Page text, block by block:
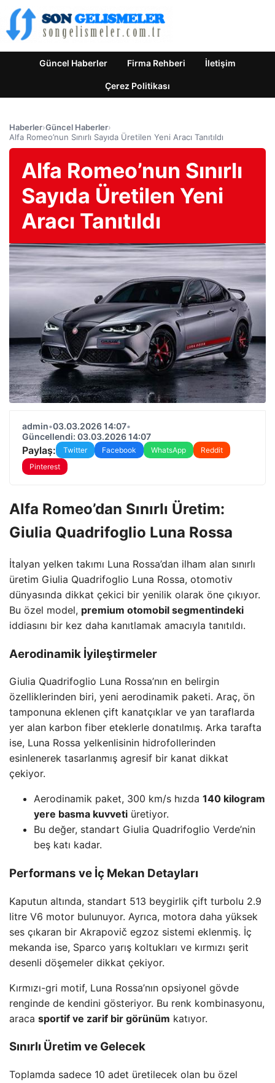
Güncel Haberler Firma Rehberi İletişim
Çerez Politikası
Haberler›Güncel Haberler›
Alfa Romeo’nun Sınırlı Sayıda Üretilen Yeni Aracı Tanıtıldı
Alfa Romeo’nun Sınırlı
Sayıda Üretilen Yeni
Aracı Tanıtıldı
admin•03.03.2026 14:07•
Güncellendi: 03.03.2026 14:07
Paylaş: Twitter Facebook WhatsApp
Reddit
Pinterest
Alfa Romeo’dan Sınırlı Üretim:
Giulia Quadrifoglio Luna Rossa
İtalyan yelken takımı Luna Rossa’dan ilham alan sınırlı
üretim Giulia Quadrifoglio Luna Rossa, otomotiv
dünyasında dikkat çekici bir yenilik olarak öne çıkıyor.
Bu özel model, premium otomobil segmentindeki
iddiasını bir kez daha kanıtlamak amacıyla tanıtıldı.
Aerodinamik İyileştirmeler
Giulia Quadrifoglio Luna Rossa’nın en belirgin
özelliklerinden biri, yeni aerodinamik paketi. Araç, ön
tamponuna eklenen çift kanatçıklar ve yan taraflarda
yer alan karbon fiber eteklerle donatılmış. Arka tarafta
ise, Luna Rossa yelkenlisinin hidrofollerinden
esinlenerek tasarlanmış agresif bir kanat dikkat
çekiyor.
Aerodinamik paket, 300 km/s hızda 140 kilogram
yere basma kuvveti üretiyor.
Bu değer, standart Giulia Quadrifoglio Verde’nin
beş katı kadar.
Performans ve İç Mekan Detayları
Kaputun altında, standart 513 beygirlik çift turbolu 2.9
litre V6 motor bulunuyor. Ayrıca, motora daha yüksek
ses çıkaran bir Akrapovič egzoz sistemi eklenmiş. İç
mekanda ise, Sparco yarış koltukları ve kırmızı şerit
desenli döşemeler dikkat çekiyor.
Kırmızı-gri motif, Luna Rossa’nın opsiyonel gövde
renginde de kendini gösteriyor. Bu renk kombinasyonu,
araca sportif ve zarif bir görünüm katıyor.
Sınırlı Üretim ve Gelecek
Toplamda sadece 10 adet üretilecek olan bu özel